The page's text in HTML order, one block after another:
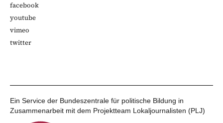
facebook
youtube
vimeo
twitter
Ein Service der Bundeszentrale für politische Bildung in
Zusammenarbeit mit dem Projektteam Lokaljournalisten (PLJ)